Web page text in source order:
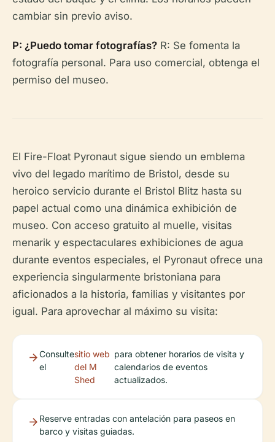
cambiar sin previo aviso.
P: ¿Puedo tomar fotografías? R: Se fomenta la
fotografía personal. Para uso comercial, obtenga el
permiso del museo.
El Fire-Float Pyronaut sigue siendo un emblema
vivo del legado marítimo de Bristol, desde su
heroico servicio durante el Bristol Blitz hasta su
papel actual como una dinámica exhibición de
museo. Con acceso gratuito al muelle, visitas
menarik y espectaculares exhibiciones de agua
durante eventos especiales, el Pyronaut ofrece una
experiencia singularmente bristoniana para
aficionados a la historia, familias y visitantes por
igual. Para aprovechar al máximo su visita:
Consulte
el
sitio web
del M
Shed
para obtener horarios de visita y
calendarios de eventos
actualizados.
Reserve entradas con antelación para paseos en
barco y visitas guiadas.